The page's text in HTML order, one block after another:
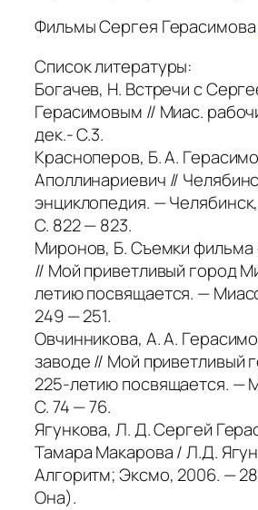
Фильмы Сергея Герасимова
Список литературы:
Богачев, Н. Встречи с
Герасимовым // Миас.
дек.- С.3.
Красноперов, Б. А.
Аполлинариевич //
энциклопедия. —
С. 822 — 823.
Миронов, Б. Съемки фильма
// Мой приветливый город
летию посвящается. —
249 — 251.
Овчинникова, А. А.
заводе // Мой приветливый
225-летию посвящается. —
С. 74 — 76.
Ягункова, Л. Д. Сергей
Тамара Макарова / Л.Д.
Алгоритм; Эксмо, 2006. —
Она).